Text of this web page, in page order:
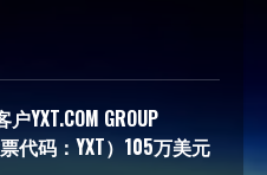
YXT.COM GROUP
代码：YXT）105万美元